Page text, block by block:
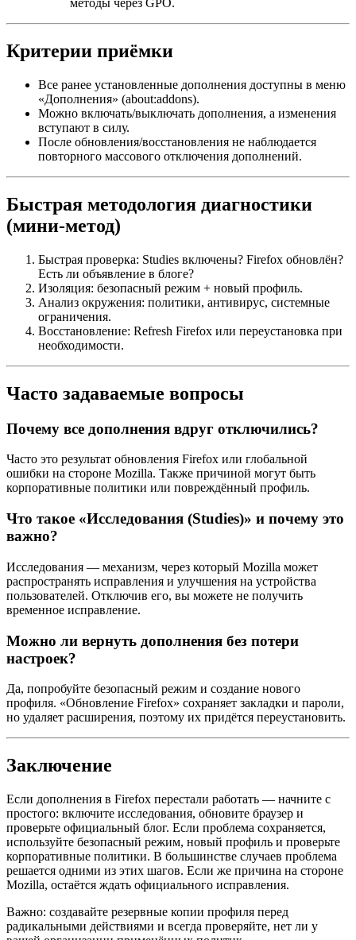
методы через GPO.
Критерии приёмки
Все ранее установленные дополнения доступны в меню
«Дополнения» (about:addons).
Можно включать/выключать дополнения, а изменения
вступают в силу.
После обновления/восстановления не наблюдается
повторного массового отключения дополнений.
Быстрая методология диагностики
(мини-метод)
Быстрая проверка: Studies включены? Firefox обновлён?
Есть ли объявление в блоге?
Изоляция: безопасный режим + новый профиль.
Анализ окружения: политики, антивирус, системные
ограничения.
Восстановление: Refresh Firefox или переустановка при
необходимости.
Часто задаваемые вопросы
Почему все дополнения вдруг отключились?
Часто это результат обновления Firefox или глобальной
ошибки на стороне Mozilla. Также причиной могут быть
корпоративные политики или повреждённый профиль.
Что такое «Исследования (Studies)» и почему это
важно?
Исследования — механизм, через который Mozilla может
распространять исправления и улучшения на устройства
пользователей. Отключив его, вы можете не получить
временное исправление.
Можно ли вернуть дополнения без потери
настроек?
Да, попробуйте безопасный режим и создание нового
профиля. «Обновление Firefox» сохраняет закладки и пароли,
но удаляет расширения, поэтому их придётся переустановить.
Заключение
Если дополнения в Firefox перестали работать — начните с
простого: включите исследования, обновите браузер и
проверьте официальный блог. Если проблема сохраняется,
используйте безопасный режим, новый профиль и проверьте
корпоративные политики. В большинстве случаев проблема
решается одними из этих шагов. Если же причина на стороне
Mozilla, остаётся ждать официального исправления.
Важно: создавайте резервные копии профиля перед
радикальными действиями и всегда проверяйте, нет ли у